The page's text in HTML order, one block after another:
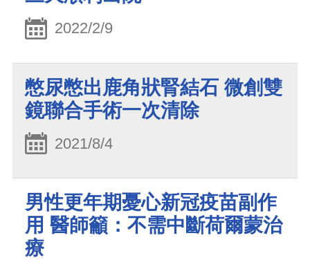
2022/2/9
憋尿憋出鹿角狀腎結石 微創雙
鏡聯合手術一次清除
2021/8/4
男性更年期憂心新冠疫苗副作
用 醫師籲：不需中斷荷爾蒙治
療